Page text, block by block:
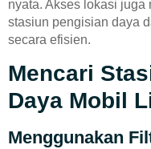
nyata. Akses lokasi juga
stasiun pengisian daya
secara efisien.
Mencari
Daya Mobil
Menggunakan